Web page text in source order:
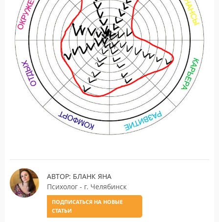
АВТОР: БЛАНК ЯНА
Психолог - г. Челябинск
ПОДПИСАТЬСЯ НА НОВЫЕ
СТАТЬИ